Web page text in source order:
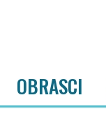
OBRASCI